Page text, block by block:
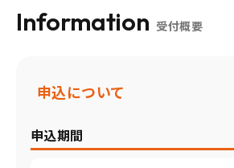
Information 受付概要
申込について
申込期間